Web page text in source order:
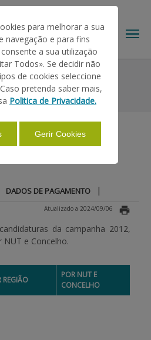
menu
do Pedido Único
Campanhas 2007 a 2014
de Candidatura
DADOS DE PAGAMENTO |
Atualizado a 2024/09/06
da campanha 2012,
NUT e Concelho.
REGIÃO
POR NUT E
CONCELHO
para melhorar a sua
navegação e para fins
a sua utilização
Todos». Se decidir não
de cookies seleccione
pretenda saber mais,
Politica de Privacidade.
Gerir Cookies